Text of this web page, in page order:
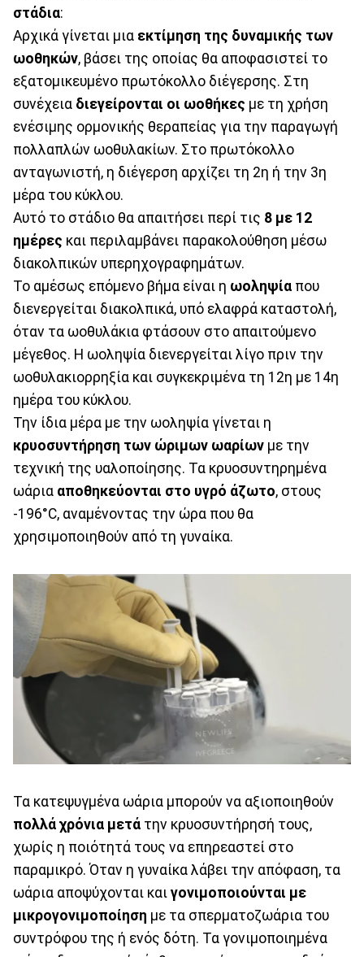
στάδια:
Αρχικά γίνεται μια εκτίμηση της δυναμικής των
ωοθηκών, βάσει της οποίας θα αποφασιστεί το
εξατομικευμένο πρωτόκολλο διέγερσης. Στη
συνέχεια διεγείρονται οι ωοθήκες με τη χρήση
ενέσιμης ορμονικής θεραπείας για την παραγωγή
πολλαπλών ωοθυλακίων. Στο πρωτόκολλο
ανταγωνιστή, η διέγερση αρχίζει τη 2η ή την 3η
μέρα του κύκλου.
Αυτό το στάδιο θα απαιτήσει περί τις 8 με 12
ημέρες και περιλαμβάνει παρακολούθηση μέσω
διακολπικών υπερηχογραφημάτων.
Το αμέσως επόμενο βήμα είναι η ωοληψία που
διενεργείται διακολπικά, υπό ελαφρά καταστολή,
όταν τα ωοθυλάκια φτάσουν στο απαιτούμενο
μέγεθος. Η ωοληψία διενεργείται λίγο πριν την
ωοθυλακιορρηξία και συγκεκριμένα τη 12η με 14η
ημέρα του κύκλου.
Την ίδια μέρα με την ωοληψία γίνεται η
κρυοσυντήρηση των ώριμων ωαρίων με την
τεχνική της υαλοποίησης. Τα κρυοσυντηρημένα
ωάρια αποθηκεύονται στο υγρό άζωτο, στους
-196°C, αναμένοντας την ώρα που θα
χρησιμοποιηθούν από τη γυναίκα.
Τα κατεψυγμένα ωάρια μπορούν να αξιοποιηθούν
πολλά χρόνια μετά την κρυοσυντήρησή τους,
χωρίς η ποιότητά τους να επηρεαστεί στο
παραμικρό. Όταν η γυναίκα λάβει την απόφαση, τα
ωάρια αποψύχονται και γονιμοποιούνται με
μικρογονιμοποίηση με τα σπερματοζωάρια του
συντρόφου της ή ενός δότη. Τα γονιμοποιημένα